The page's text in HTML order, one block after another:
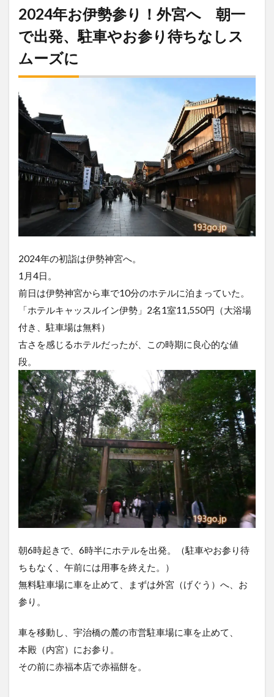
2024年お伊勢参り！外宮へ 朝一
で出発、駐車やお参り待ちなしス
ムーズに
2024年の初詣は伊勢神宮へ。
1月4日。
前日は伊勢神宮から車で10分のホテルに泊まっていた。
「ホテルキャッスルイン伊勢」2名1室11,550円（大浴場
付き、駐車場は無料）
古さを感じるホテルだったが、この時期に良心的な値
段。
朝6時起きで、6時半にホテルを出発。（駐車やお参り待
ちもなく、午前には用事を終えた。）
無料駐車場に車を止めて、まずは外宮（げぐう）へ、お
参り。
車を移動し、宇治橋の麓の市営駐車場に車を止めて、
本殿（内宮）にお参り。
その前に赤福本店で赤福餅を。